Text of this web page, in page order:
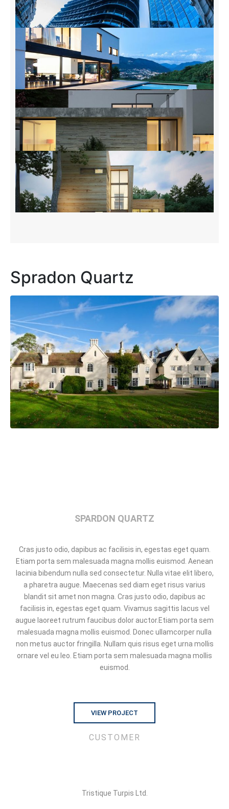
Spradon Quartz
SPARDON QUARTZ
Cras justo odio, dapibus ac facilisis in, egestas eget quam.
Etiam porta sem malesuada magna mollis euismod. Aenean
lacinia bibendum nulla sed consectetur. Nulla vitae elit libero,
a pharetra augue. Maecenas sed diam eget risus varius
blandit sit amet non magna. Cras justo odio, dapibus ac
facilisis in, egestas eget quam. Vivamus sagittis lacus vel
augue laoreet rutrum faucibus dolor auctor.Etiam porta sem
malesuada magna mollis euismod. Donec ullamcorper nulla
non metus auctor fringilla. Nullam quis risus eget urna mollis
ornare vel eu leo. Etiam porta sem malesuada magna mollis
euismod.
VIEW PROJECT
CUSTOMER
Tristique Turpis Ltd.